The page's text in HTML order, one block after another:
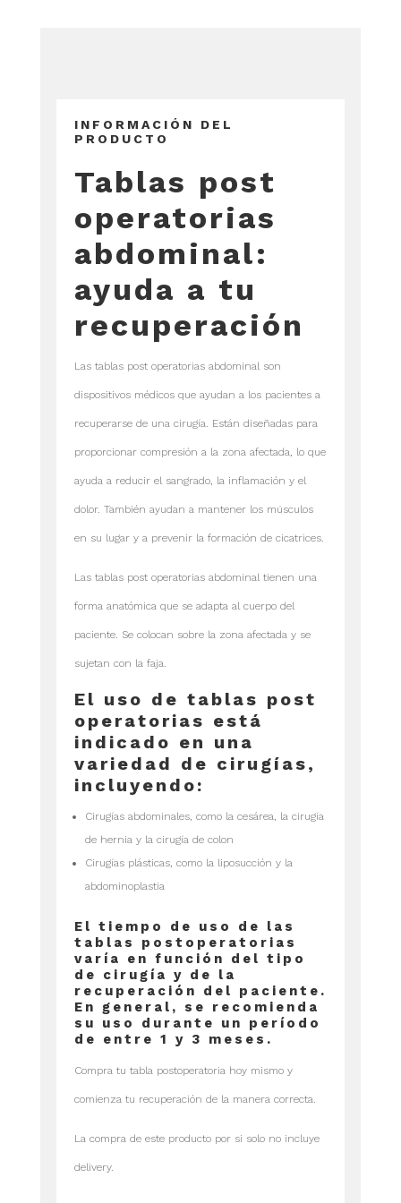
INFORMACIÓN DEL
PRODUCTO
Tablas post
operatorias
abdominal:
ayuda a tu
recuperación
Las tablas post operatorias abdominal son
dispositivos médicos que ayudan a los pacientes a
recuperarse de una cirugía. Están diseñadas para
proporcionar compresión a la zona afectada, lo que
ayuda a reducir el sangrado, la inflamación y el
dolor. También ayudan a mantener los músculos
en su lugar y a prevenir la formación de cicatrices.
Las tablas post operatorias abdominal tienen una
forma anatómica que se adapta al cuerpo del
paciente. Se colocan sobre la zona afectada y se
sujetan con la faja.
El uso de tablas post
operatorias está
indicado en una
variedad de cirugías,
incluyendo:
Cirugías abdominales, como la cesárea, la cirugía
de hernia y la cirugía de colon
Cirugías plásticas, como la liposucción y la
abdominoplastia
El tiempo de uso de las
tablas postoperatorias
varía en función del tipo
de cirugía y de la
recuperación del paciente.
En general, se recomienda
su uso durante un período
de entre 1 y 3 meses.
Compra tu tabla postoperatoria hoy mismo y
comienza tu recuperación de la manera correcta.
La compra de este producto por si solo no incluye
delivery.